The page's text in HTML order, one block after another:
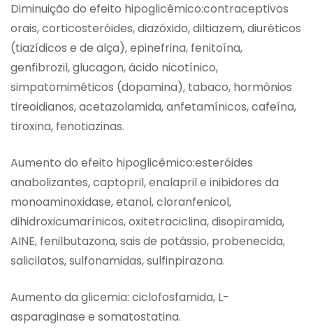
Diminuição do efeito hipoglicêmico:contraceptivos
orais, corticosteróides, diazóxido, diltiazem, diuréticos
(tiazídicos e de alça), epinefrina, fenitoína,
genfibrozil, glucagon, ácido nicotínico,
simpatomiméticos (dopamina), tabaco, hormônios
tireoidianos, acetazolamida, anfetamínicos, cafeína,
tiroxina, fenotiazinas.
Aumento do efeito hipoglicêmico:esteróides
anabolizantes, captopril, enalapril e inibidores da
monoaminoxidase, etanol, cloranfenicol,
dihidroxicumarínicos, oxitetraciclina, disopiramida,
AINE, fenilbutazona, sais de potássio, probenecida,
salicilatos, sulfonamidas, sulfinpirazona.
Aumento da glicemia: ciclofosfamida, L-
asparaginase e somatostatina.